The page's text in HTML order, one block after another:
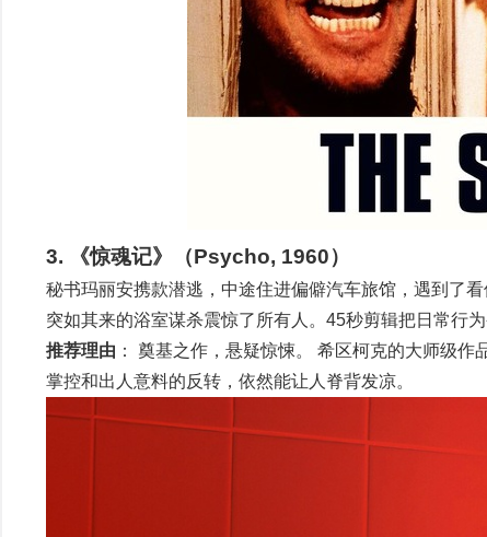
3. 《惊魂记》（Psycho, 1960）
秘书玛丽安携款潜逃，中途住进偏僻汽车旅馆，遇到了
突如其来的浴室谋杀震惊了所有人。45秒剪辑把日常行
推荐理由 ： 奠基之作，悬疑惊悚。 希区柯克的大师级
掌控和出人意料的反转，依然能让人脊背发凉。